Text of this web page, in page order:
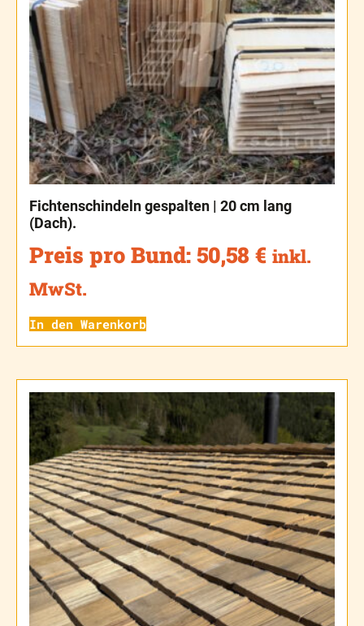
Fichtenschindeln gespalten | 20 cm lang
(Dach).
Preis pro Bund: 50,58 € inkl.
MwSt.
In den Warenkorb